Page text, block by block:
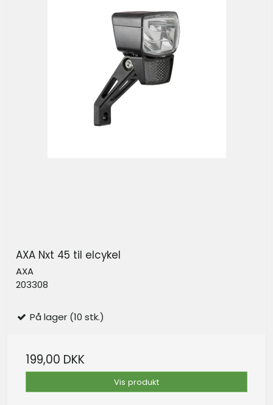
AXA Nxt 45 til elcykel
AXA
203308
På lager (10 stk.)
199,00 DKK
Vis produkt